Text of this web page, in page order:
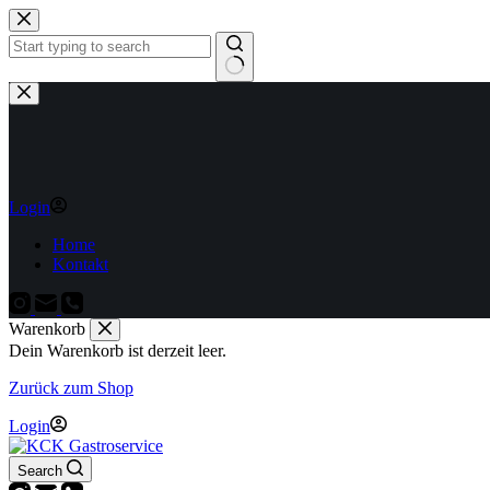
Zum
Inhalt
springen
Keine
Ergebnisse
Login
Home
Kontakt
Warenkorb
Dein Warenkorb ist derzeit leer.
Zurück zum Shop
Login
Search